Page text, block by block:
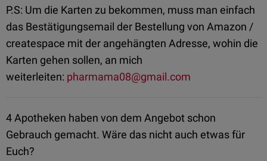
P.S: Um die Karten zu bekommen, muss man einfach
das Bestätigungsemail der Bestellung von Amazon /
createspace mit der angehängten Adresse, wohin die
Karten gehen sollen, an mich
weiterleiten: pharmama08@gmail.com
4 Apotheken haben von dem Angebot schon
Gebrauch gemacht. Wäre das nicht auch etwas für
Euch?